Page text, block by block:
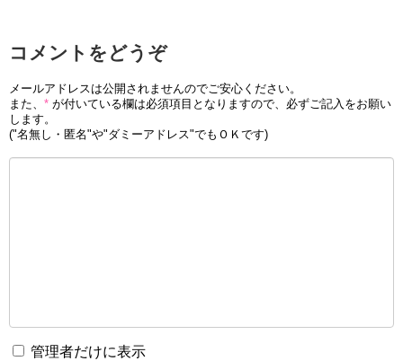
コメントをどうぞ
メールアドレスは公開されませんのでご安心ください。
また、 * が付いている欄は必須項目となりますので、必ずご記入をお願い
します。
("名無し・匿名"や"ダミーアドレス"でもＯＫです)
管理者だけに表示